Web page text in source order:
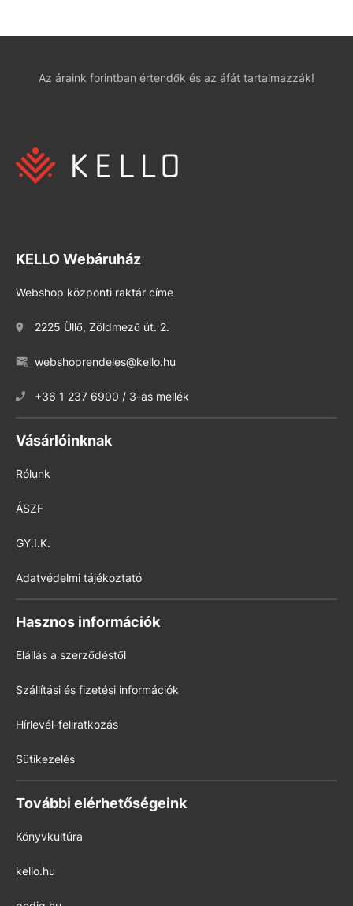
Az áraink forintban értendők és az áfát tartalmazzák!
KELLO Webáruház
Webshop központi raktár címe
2225 Üllő, Zöldmező út. 2.
webshoprendeles@kello.hu
+36 1 237 6900 / 3-as mellék
Vásárlóinknak
Rólunk
ÁSZF
GY.I.K.
Adatvédelmi tájékoztató
Hasznos információk
Elállás a szerződéstől
Szállítási és fizetési információk
Hírlevél-feliratkozás
Sütikezelés
További elérhetőségeink
Könyvkultúra
kello.hu